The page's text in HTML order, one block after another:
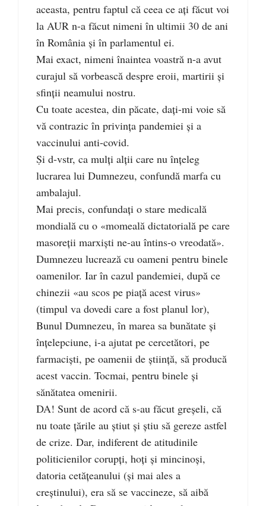
aceasta, pentru faptul că ceea ce aţi făcut voi
la AUR n-a făcut nimeni în ultimii 30 de ani
în România şi în parlamentul ei.
Mai exact, nimeni înaintea voastră n-a avut
curajul să vorbească despre eroii, martirii şi
sfinţii neamului nostru.
Cu toate acestea, din păcate, daţi-mi voie să
vă contrazic în privinţa pandemiei şi a
vaccinului anti-covid.
Ṣi d-vstr, ca mulţi alţii care nu înţeleg
lucrarea lui Dumnezeu, confundă marfa cu
ambalajul.
Mai precis, confundaţi o stare medicală
mondială cu o «momeală dictatorială pe care
masoreţii marxişti ne-au întins-o vreodată».
Dumnezeu lucrează cu oameni pentru binele
oamenilor. Iar în cazul pandemiei, după ce
chinezii «au scos pe piaţă acest virus»
(timpul va dovedi care a fost planul lor),
Bunul Dumnezeu, în marea sa bunătate şi
înţelepciune, i-a ajutat pe cercetători, pe
farmacişti, pe oamenii de ştiinţă, să producă
acest vaccin. Tocmai, pentru binele şi
sănătatea omenirii.
DA! Sunt de acord că s-au făcut greşeli, că
nu toate ţările au ştiut şi ştiu să gereze astfel
de crize. Dar, indiferent de atitudinile
politicienilor corupţi, hoţi şi mincinoşi,
datoria cetăţeanului (şi mai ales a
creştinului), era să se vaccineze, să aibă